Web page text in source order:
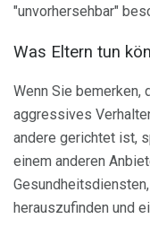
"unvorhersehbar"
Was Eltern tun
Wenn Sie
aggressives
andere gerichtet ist,
einem anderen
herauszufinden und